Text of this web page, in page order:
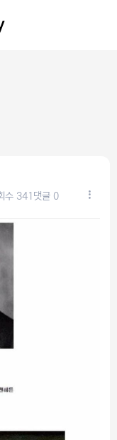
수 341 댓글 0